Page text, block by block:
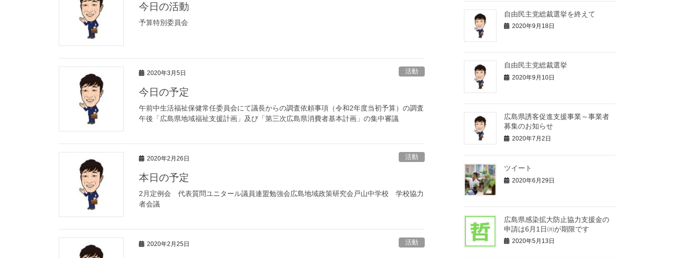
今日の活動
予算特別委員会
2020年3月5日 活動
今日の予定
午前中生活福祉保健常任委員会にて議長からの調査依頼事項（令和2年度当初予算）の調査
午後「広島県地域福祉支援計画」及び「第三次広島県消費者基本計画」の集中審議
2020年2月26日 活動
本日の予定
2月定例会 代表質問ユニタール議員連盟勉強会広島地域政策研究会戸山中学校 学校協力
者会議
2020年2月25日 活動
自由民主党総裁選挙を終えて
2020年9月18日
自由民主党総裁選挙
2020年9月10日
広島県誘客促進支援事業～事業者
募集のお知らせ
2020年7月2日
ツイート
2020年6月29日
広島県感染拡大防止協力支援金の
申請は6月1日㈪が期限です
2020年5月13日